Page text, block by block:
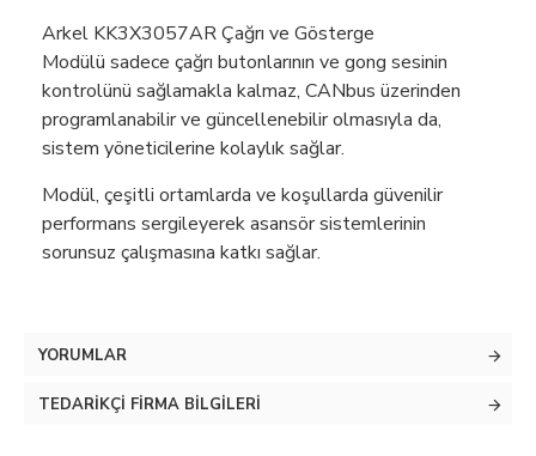
Arkel KK3X3057AR Çağrı ve Gösterge
Modülü sadece çağrı butonlarının ve gong sesinin
kontrolünü sağlamakla kalmaz, CANbus üzerinden
programlanabilir ve güncellenebilir olmasıyla da,
sistem yöneticilerine kolaylık sağlar.
Modül, çeşitli ortamlarda ve koşullarda güvenilir
performans sergileyerek asansör sistemlerinin
sorunsuz çalışmasına katkı sağlar.
YORUMLAR
TEDARIKÇI FIRMA BILGILERI